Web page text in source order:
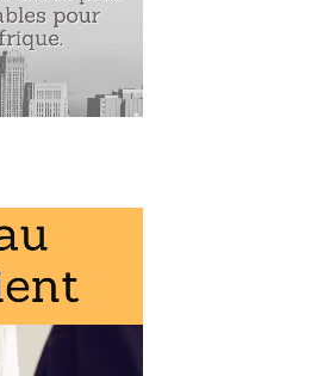
koweïtienne) » fait partie des
School :